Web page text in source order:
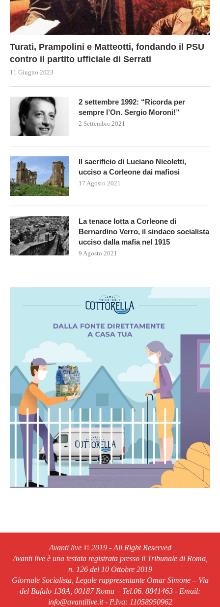
Turati, Prampolini e Matteotti, fondando il PSU
contro il partito ufficiale di Serrati
11 Giugno 2023
2 settembre 1992: “Ricorda per
sempre l’On. Sergio Moroni!”
2 Settembre 2021
Il sacrificio di Luciano Nicoletti,
ucciso a Corleone dai mafiosi
17 Agosto 2021
La tenace lotta a Corleone di
Bernardino Verro, il sindaco socialista
ucciso dalla mafia nel 1915
9 Agosto 2021
Avanti live © 2019 - All Right Reserved
Avanti live è una testata registrata presso il Tribunale di Roma,
n. 126 del 10 Ottobre 2019
Giornale Socialista, Legale rappresentante Omar Simone – Via
del Bufalo 138A, 00187 Roma – Tel.06. 8841463 - Email:
info@avantilive.it - P.Iva: 11058950962